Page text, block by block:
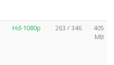
Hd-1080p 263 / 346
405
MB